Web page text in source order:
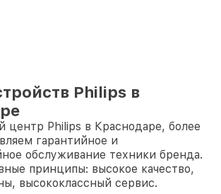
Philips в
центр Philips в Краснодаре, более
гарантийное и
обслуживание техники бренда.
принципы: высокое качество,
высококлассный сервис.